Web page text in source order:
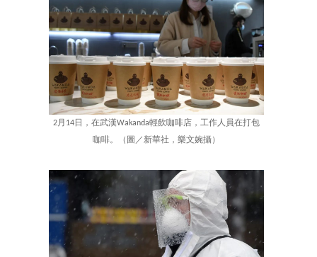
2月14日，在武漢Wakanda輕飲咖啡店，工作人員在打包
咖啡。（圖／新華社，樂文婉攝）